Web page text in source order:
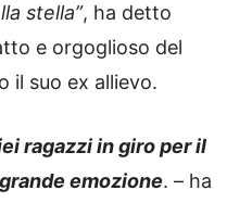
stella”, ha detto
e orgoglioso del
il suo ex allievo.
ragazzi in giro per il
emozione. – ha